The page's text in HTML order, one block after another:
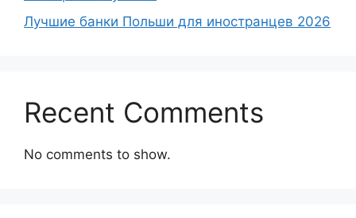
Лучшие банки Польши для иностранцев 2026
Recent Comments
No comments to show.